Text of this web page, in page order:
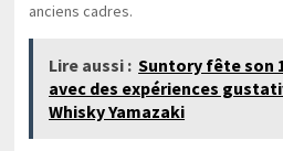
anciens cadres.
Lire aussi : Suntory fête son
avec des expériences
Whisky Yamazaki